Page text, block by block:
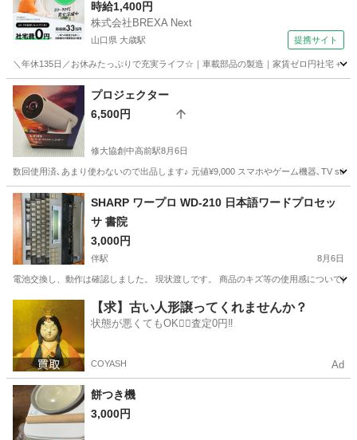
時給1,400円
株式会社BREXA Next
山口県 大歳駅 提携サイト
＼年休135日／お休みたっぷりで充実ライフ☆｜車載部品の製造｜家賃ゼロ円社宅＋
山口 山口市 大歳駅 その他
プロジェクター
6,500円
修大協創中高前駅8月6日
数回使用済､あまり使わないので出品します♪ 元値¥9,000 スマホやゲーム機器､TV
広島 広島市 修大協創中高前駅
プロジェクター、ホームシアター
SHARP ワープロ WD-210 日本語ワードプロセッ
サ 書院
3,000円
伴駅 8月6日
電池交換し、動作は確認しました。 現状渡しです。 商品のキズ等の使用感については
伴駅 その他 書院
【求】古い人形譲ってくれませんか？
状態が悪くてもOK🙆‍♀️査定0円‼️
COYASH Ad
餅つき機
3,000円